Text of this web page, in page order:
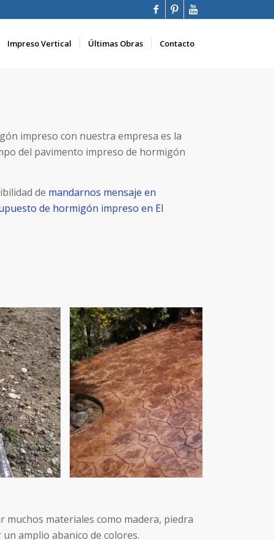
Impreso Vertical Últimas Obras Contacto
impreso con nuestra empresa es la
del pavimento impreso de hormigón
de mandarnos mensaje en
de hormigón impreso en El
materiales como madera, piedra
amplio abanico de colores.